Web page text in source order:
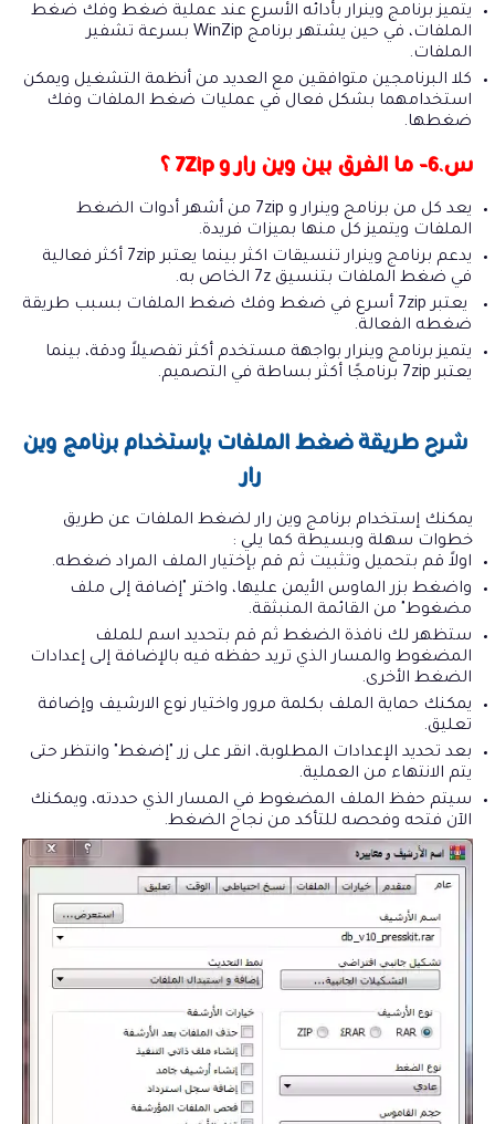
يتميز برنامج وينرار بأدائه الأسرع عند عملية ضغط وفك ضغط
الملفات، في حين يشتهر برنامج WinZip بسرعة تشفير
الملفات.
كلا البرنامجين متوافقين مع العديد من أنظمة التشغيل ويمكن
استخدامهما بشكل فعال في عمليات ضغط الملفات وفك
ضغطها.
س.6- ما الفرق بين وين رار و 7Zip ؟
يعد كل من برنامج وينرار و 7zip من أشهر أدوات الضغط
الملفات ويتميز كل منها بميزات فريدة.
يدعم برنامج وينرار تنسيقات اكثر بينما يعتبر 7zip أكثر فعالية
في ضغط الملفات بتنسيق 7z الخاص به.
يعتبر 7zip أسرع في ضغط وفك ضغط الملفات بسبب طريقة
ضغطه الفعالة.
يتميز برنامج وينرار بواجهة مستخدم أكثر تفصيلاً ودقة، بينما
يعتبر 7zip برنامجًا أكثر بساطة في التصميم.
شرح طريقة ضغط الملفات بإستخدام برنامج وين
رار
يمكنك إستخدام برنامج وين رار لضغط الملفات عن طريق
خطوات سهلة وبسيطة كما يلي :
اولاً قم بتحميل وتثبيت ثم قم بإختيار الملف المراد ضغطه.
واضغط بزر الماوس الأيمن عليها، واختر "إضافة إلى ملف
مضغوط" من القائمة المنبثقة.
ستظهر لك نافذة الضغط ثم قم بتحديد اسم للملف
المضغوط والمسار الذي تريد حفظه فيه بالإضافة إلى إعدادات
الضغط الأخرى.
يمكنك حماية الملف بكلمة مرور واختيار نوع الارشيف وإضافة
تعليق.
بعد تحديد الإعدادات المطلوبة، انقر على زر "إضغط" وانتظر حتى
يتم الانتهاء من العملية.
سيتم حفظ الملف المضغوط في المسار الذي حددته، ويمكنك
الآن فتحه وفحصه للتأكد من نجاح الضغط.